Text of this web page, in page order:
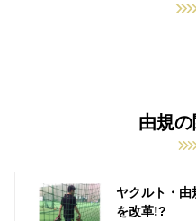
由規
ヤクルト・由
を改革!?